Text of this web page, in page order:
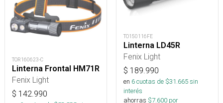
TOR160623-C
Linterna Frontal HM71R
Fenix Light
$ 142.990
TO150116FE
Linterna LD45R
Fenix Light
$ 189.990
en 6cuotas de $31.665sin
interés
ahorras $7.600 por